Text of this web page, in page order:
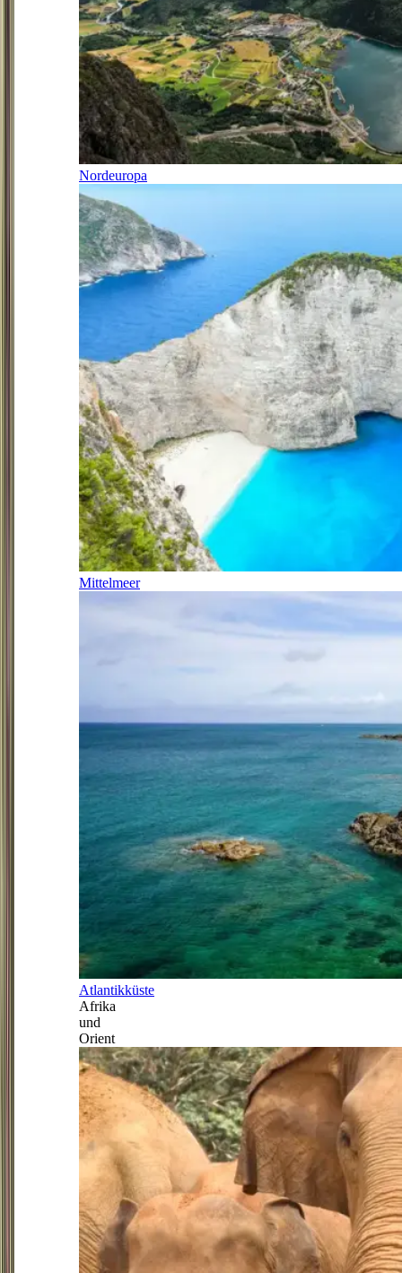
Nordeuropa
Mittelmeer
Atlantikküste
Afrika
und
Orient